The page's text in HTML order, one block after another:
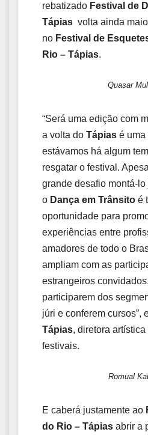
rebatizado Festival de
Tápias volta ainda
no Festival de
Rio – Tápias.
Quasar
“Será uma edição com
a volta do Tápias é uma
estávamos há algum
resgatar o festival.
grande desafio montá-lo
o Dança em Trânsito é
oportunidade para
experiências entre
amadores de todo o
ampliam com as
estrangeiros
participarem dos
júri e conferem cursos”,
Tápias, diretora
festivais.
Romual
E caberá justamente ao
do Rio – Tápias abrir a